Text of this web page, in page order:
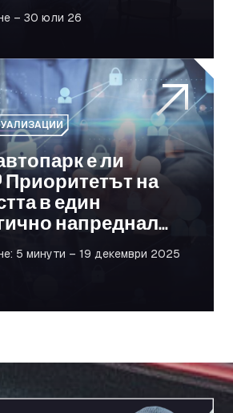
– 30 юли 26
ли мишена? Приоритетът на
е ли
на
в един
напреднал
5 минути – 19 декември 2025